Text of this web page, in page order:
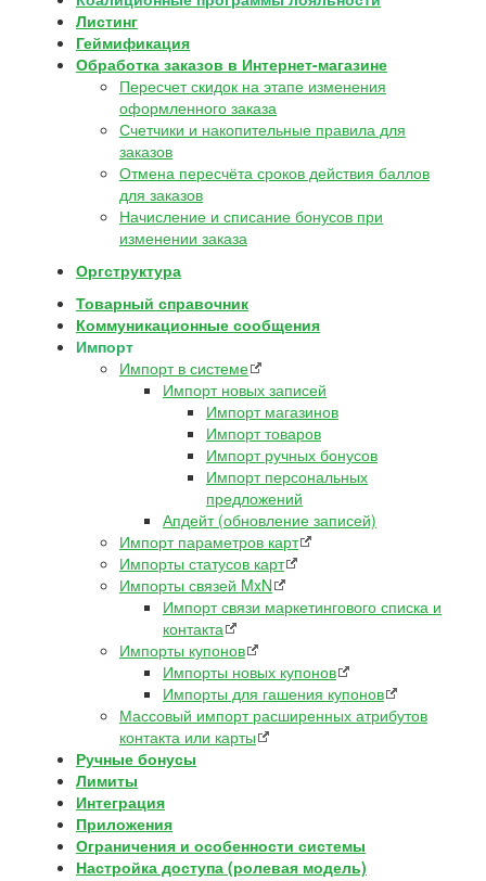
Листинг
Геймификация
Обработка заказов в Интернет-магазине
Пересчет скидок на этапе изменения
оформленного заказа
Счетчики и накопительные правила для
заказов
Отмена пересчёта сроков действия баллов
для заказов
Начисление и списание бонусов при
изменении заказа
Оргструктура
Товарный справочник
Коммуникационные сообщения
Импорт
Импорт в системе
Импорт новых записей
Импорт магазинов
Импорт товаров
Импорт ручных бонусов
Импорт персональных
предложений
Апдейт (обновление записей)
Импорт параметров карт
Импорты статусов карт
Импорты связей MxN
Импорт связи маркетингового списка и
контакта
Импорты купонов
Импорты новых купонов
Импорты для гашения купонов
Массовый импорт расширенных атрибутов
контакта или карты
Ручные бонусы
Лимиты
Интеграция
Приложения
Ограничения и особенности системы
Настройка доступа (ролевая модель)